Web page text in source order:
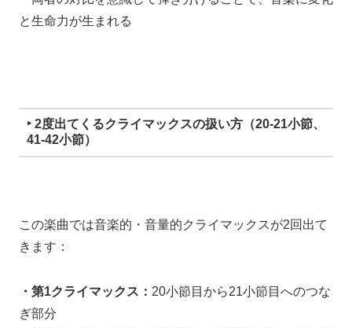
と生命力が生まれる
‣ 2度出てくるクライマックスの扱い方（20-21小節、
41-42小節）
この楽曲では音楽的・音量的クライマックスが2回出て
きます：
・第1クライマックス： 20小節目から21小節目へのつな
ぎ部分